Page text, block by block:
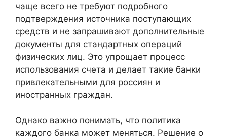
чаще всего не требуют подробного
подтверждения источника поступающих
средств и не запрашивают дополнительные
документы для стандартных операций
физических лиц. Это упрощает процесс
использования счета и делает такие банки
привлекательными для россиян и
иностранных граждан.
Однако важно понимать, что политика
каждого банка может меняться. Решение о